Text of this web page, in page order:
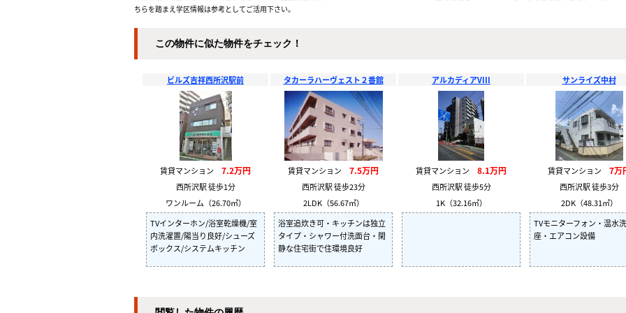
ちらを踏まえ学区情報は参考としてご活用下さい。
この物件に似た物件をチェック！
ビルズ吉祥西所沢駅前
賃貸マンション 7.2万円
西所沢駅 徒歩1分
ワンルーム（26.70㎡）
TVインターホン/浴室乾燥機/室
内洗濯置/陽当り良好/シューズ
ボックス/システムキッチン
タカーラハーヴェスト２番館
賃貸マンション 7.5万円
西所沢駅 徒歩23分
2LDK（56.67㎡）
浴室追炊き可・キッチンは独立
タイプ・シャワー付洗面台・閑
静な住宅街で住環境良好
アルカディアVIII
賃貸マンション 8.1万円
西所沢駅 徒歩5分
1K（32.16㎡）
サンライズ中村
賃貸マンション 7万
西所沢駅 徒歩3分
2DK（48.31㎡）
TVモニターフォン・温水
座・エアコン設備